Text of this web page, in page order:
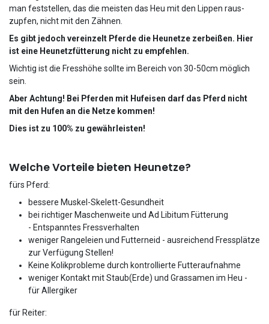
man feststellen, das die meisten das Heu mit den Lippen raus-
zupfen, nicht mit den Zähnen.
Es gibt jedoch vereinzelt Pferde die Heunetze zerbeißen. Hier
ist eine Heunetzfütterung nicht zu empfehlen.
Wichtig ist die Fresshöhe sollte im Bereich von 30-50cm möglich
sein.
Aber Achtung! Bei Pferden mit Hufeisen darf das Pferd nicht
mit den Hufen an die Netze kommen!
Dies ist zu 100% zu gewährleisten!
Welche Vorteile bieten Heunetze?
fürs Pferd:​​​
bessere Muskel-Skelett-Gesundheit
bei richtiger Maschenweite und Ad Libitum Fütterung
- Entspanntes Fressverhalten
weniger Rangeleien und Futterneid - ausreichend Fressplätze
zur Verfügung Stellen!
Keine Kolikprobleme durch kontrollierte Futteraufnahme
weniger Kontakt mit Staub(Erde) und Grassamen im Heu -
für Allergiker
für Reiter: